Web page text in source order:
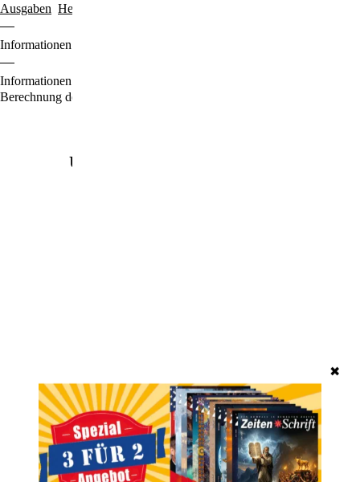
Ausgaben Hefte & Abos
Informationen zu den Zahlungsoptionen finden Sie
Informationen für den Standardversand, zur Lieferung und zur
Berechnung der Lieferfrist finden Sie
Unsere beliebtesten Produkte
✖